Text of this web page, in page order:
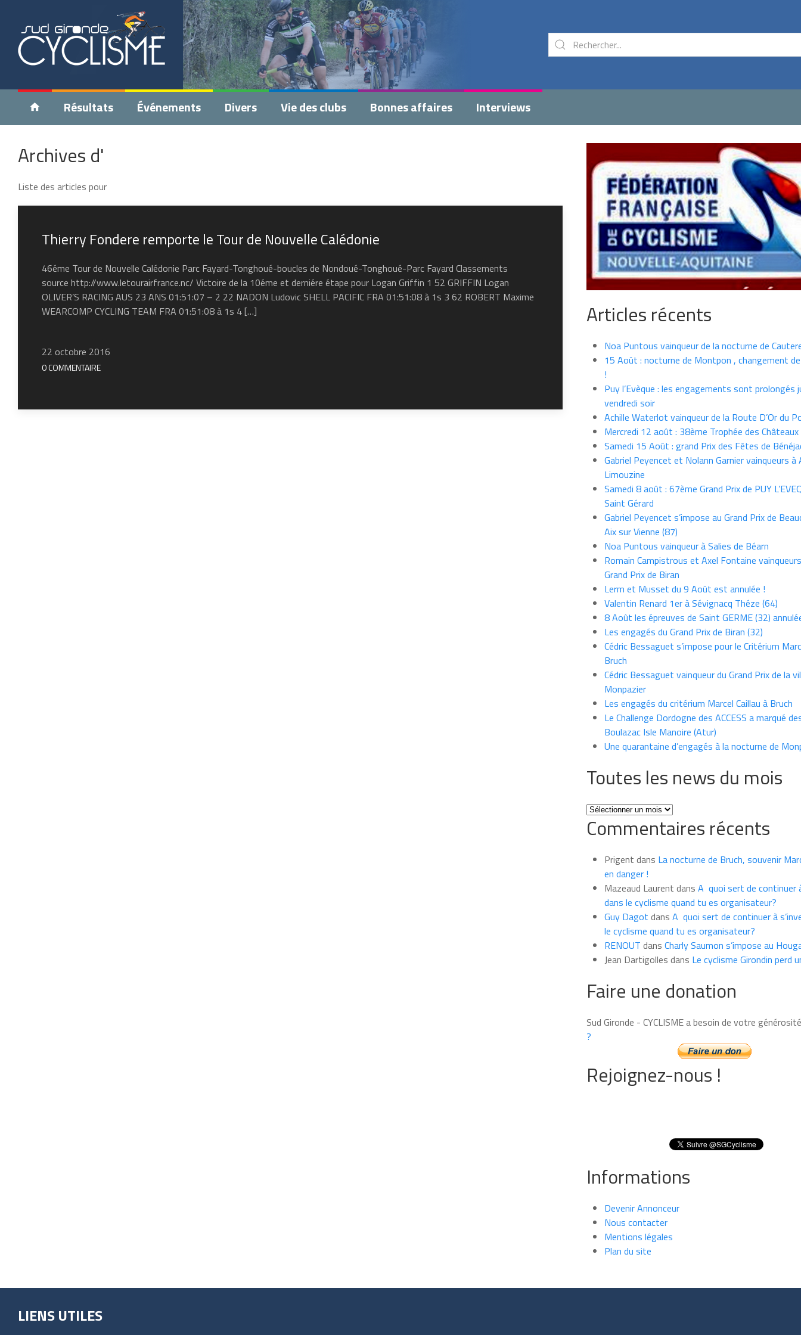
Résultats Événements Divers Vie des clubs Bonnes affaires Interviews
Archives d'
Liste des articles pour
Thierry Fondere remporte le Tour de Nouvelle Calédonie
46éme Tour de Nouvelle Calédonie Parc Fayard-Tonghoué-boucles de Nondoué-Tonghoué-Parc Fayard Classements
source http://www.letourairfrance.nc/ Victoire de la 10éme et derniére étape pour Logan Griffin 1 52 GRIFFIN Logan
OLIVER’S RACING AUS 23 ANS 01:51:07 – 2 22 NADON Ludovic SHELL PACIFIC FRA 01:51:08 à 1s 3 62 ROBERT Maxime
WEARCOMP CYCLING TEAM FRA 01:51:08 à 1s 4 […]
22 octobre 2016
0 COMMENTAIRE
Articles récents
Noa Puntous vainqueur de la nocturne de
15 Août : nocturne de Montpon , changement
!
Puy l’Evèque : les engagements sont prolongés
vendredi soir
Achille Waterlot vainqueur de la Route D’Or du
Mercredi 12 août : 38ème Trophée des Châteaux
Samedi 15 Août : grand Prix des Fêtes de
Gabriel Peyencet et Nolann Garnier vainqueurs à
Limouzine
Samedi 8 août : 67ème Grand Prix de PUY
Saint Gérard
Gabriel Peyencet s’impose au Grand Prix de
Aix sur Vienne (87)
Noa Puntous vainqueur à Salies de Béarn
Romain Campistrous et Axel Fontaine
Grand Prix de Biran
Lerm et Musset du 9 Août est annulée !
Valentin Renard 1er à Sévignacq Théze (64)
8 Août les épreuves de Saint GERME (32)
Les engagés du Grand Prix de Biran (32)
Cédric Bessaguet s’impose pour le Critérium
Bruch
Cédric Bessaguet vainqueur du Grand Prix de la
Monpazier
Les engagés du critérium Marcel Caillau à Bruch
Le Challenge Dordogne des ACCESS a marqué
Boulazac Isle Manoire (Atur)
Une quarantaine d’engagés à la nocturne de
Toutes les news du mois
Toutes
les
news
mois
Commentaires récents
Prigent dans La nocturne de Bruch, souvenir
en danger !
Mazeaud Laurent dans A quoi sert de continuer
dans le cyclisme quand tu es organisateur?
Guy Dagot dans A quoi sert de continuer à
le cyclisme quand tu es organisateur?
RENOUT dans Charly Saumon s’impose au
Jean Dartigolles dans Le cyclisme Girondin perd
Faire une donation
Sud Gironde - CYCLISME a besoin de votre
?
Rejoignez-nous !
Informations
Devenir Annonceur
Nous contacter
Mentions légales
Plan du site
LIENS UTILES